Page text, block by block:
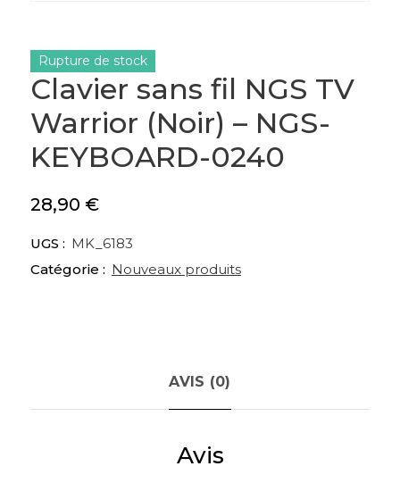
Clavier sans fil NGS TV
Warrior (Noir) – NGS-
KEYBOARD-0240
28,90 €
Rupture de stock
UGS : MK_6183
Catégorie : Nouveaux produits
AVIS (0)
Avis